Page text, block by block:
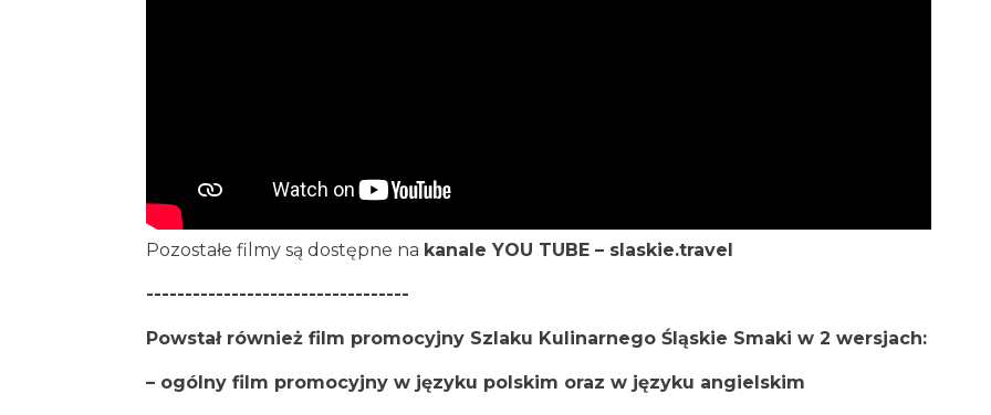
Pozostałe filmy są dostępne na kanale YOU TUBE – slaskie.travel
----------------------------------
Powstał również film promocyjny Szlaku Kulinarnego Śląskie Smaki w 2 wersjach:
– ogólny film promocyjny w języku polskim oraz w języku angielskim